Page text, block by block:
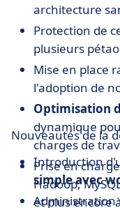
architecture
Protection de
plusieurs
Mise en place
l'adoption de
Optimisation
dynamique
charges de
Prise en
Hadoop,
et plus encore
Nouveautés de la
Introduction
simple avec
Administration